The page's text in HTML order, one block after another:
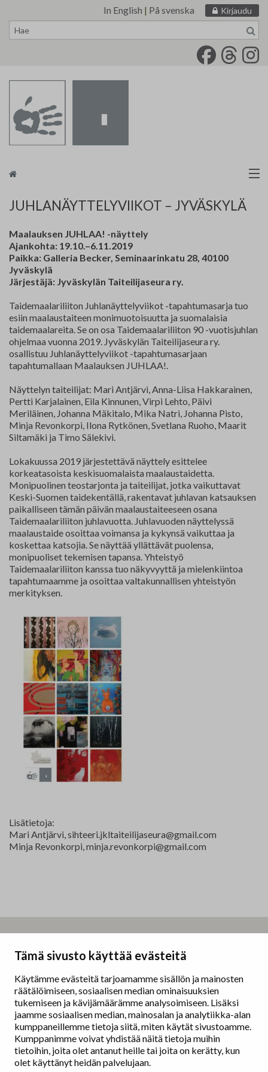
Tämä sivusto käyttää evästeitä
Käytämme evästeitä tarjoamamme sisällön ja mainosten
räätälöimiseen, sosiaalisen median ominaisuuksien
tukemiseen ja kävijämäärämme analysoimiseen. Lisäksi
jaamme sosiaalisen median, mainosalan ja analytiikka-alan
kumppaneillemme tietoja siitä, miten käytät sivustoamme.
Kumppanimme voivat yhdistää näitä tietoja muihin
tietoihin, joita olet antanut heille tai joita on kerätty, kun
olet käyttänyt heidän palvelujaan.
In English | På svenska Kirjaudu
sisältöön
Taidemaalariliitto
Tarvikevälitys
Yhteystiedot
Jäsenluettelo
Jäsensivu
JUHLANÄYTTELYVIIKOT – JYVÄSKYLÄ
Maalauksen JUHLAA! -näyttely
Ajankohta: 19.10.–6.11.2019
Paikka: Galleria Becker, Seminaarinkatu 28, 40100
Jyväskylä
Järjestäjä: Jyväskylän Taiteilijaseura ry.
Taidemaalariliiton Juhlanäyttelyviikot -tapahtumasarja tuo
esiin maalaustaiteen monimuotoisuutta ja suomalaisia
taidemaalareita. Se on osa Taidemaalariliiton 90 -vuotisjuhlan
ohjelmaa vuonna 2019. Jyväskylän Taiteilijaseura ry.
osallistuu Juhlanäyttelyviikot -tapahtumasarjaan
tapahtumallaan Maalauksen JUHLAA!.
Näyttelyn taiteilijat: Mari Antjärvi, Anna-Liisa Hakkarainen,
Pertti Karjalainen, Eila Kinnunen, Virpi Lehto, Päivi
Meriläinen, Johanna Mäkitalo, Mika Natri, Johanna Pisto,
Minja Revonkorpi, Ilona Rytkönen, Svetlana Ruoho, Maarit
Siltamäki ja Timo Sälekivi.
Lokakuussa 2019 järjestettävä näyttely esittelee
korkeatasoista keskisuomalaista maalaustaidetta.
Monipuolinen teostarjonta ja taiteilijat, jotka vaikuttavat
Keski-Suomen taidekentällä, rakentavat juhlavan katsauksen
paikalliseen tämän päivän maalaustaiteeseen osana
Taidemaalariliiton juhlavuotta. Juhlavuoden näyttelyssä
maalaustaide osoittaa voimansa ja kykynsä vaikuttaa ja
koskettaa katsojia. Se näyttää yllättävät puolensa,
monipuoliset tekemisen tapansa. Yhteistyö
Taidemaalariliiton kanssa tuo näkyvyyttä ja mielenkiintoa
tapahtumaamme ja osoittaa valtakunnallisen yhteistyön
merkityksen.
Lisätietoja:
Mari Antjärvi,sihteeri.jkltaiteilijaseura@gmail.com
Minja Revonkorpi,minja.revonkorpi@gmail.com
Erottajankatu 9 B
00130 Helsinki
www.painters.fi
Näyttelytoiminta
tm•gallerian esittely
Muu näyttelytoiminta